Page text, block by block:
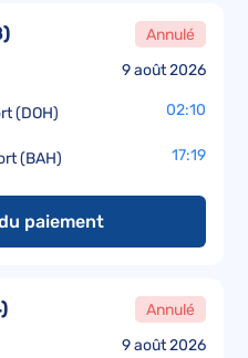
9 août 2026
) Annulé
(DOH) 02:10
(BAH) 17:19
paiement
9 août 2026
) Annulé